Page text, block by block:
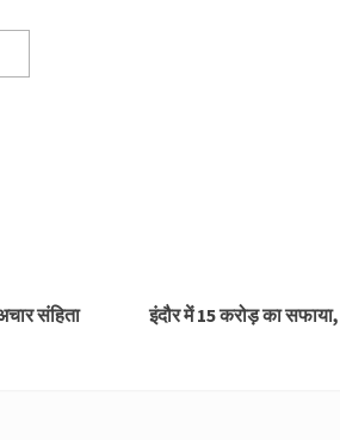
संहिता
इंदौर में 15 करोड़ का